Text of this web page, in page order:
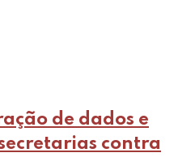
de dados e
contra